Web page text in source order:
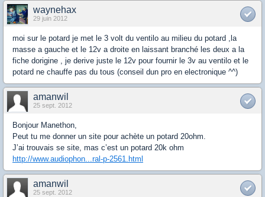
waynehax
29 juin 2012
moi sur le potard je met le 3 volt du ventilo au milieu du potard ,la
masse a gauche et le 12v a droite en laissant branché les deux a la
fiche dorigine , je derive juste le 12v pour fournir le 3v au ventilo et le
potard ne chauffe pas du tous (conseil dun pro en electronique ^^)
amanwil
25 sept. 2012
Bonjour Manethon,
Peut tu me donner un site pour achète un potard 20ohm.
J’ai trouvais se site, mas c’est un potard 20k ohm
http://www.audiophon...ral-p-2561.html
amanwil
25 sept. 2012